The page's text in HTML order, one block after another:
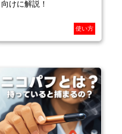
向けに解説！
使い方